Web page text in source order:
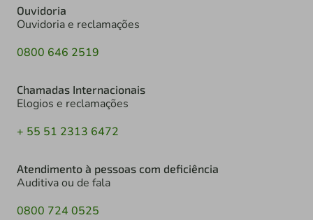
Ouvidoria
Ouvidoria e reclamações
0800 646 2519
Chamadas Internacionais
Elogios e reclamações
+ 55 51 2313 6472
Atendimento à pessoas com deficiência
Auditiva ou de fala
0800 724 0525